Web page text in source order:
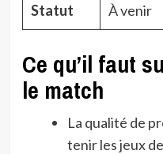
Statut À venir
Ce qu’il faut
le match
La qualité de
tenir les jeux